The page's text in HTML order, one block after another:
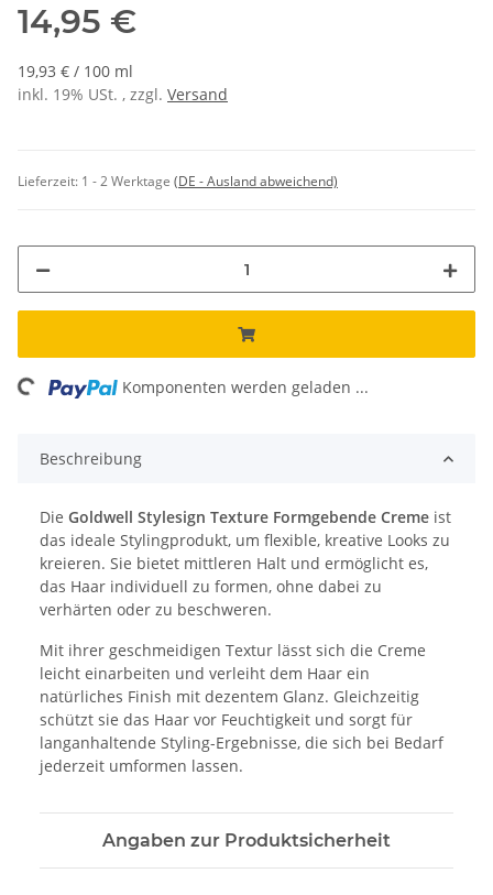
14,95 €
19,93 € / 100 ml
inkl. 19% USt. , zzgl. Versand
Lieferzeit: 1 - 2 Werktage (DE - Ausland abweichend)
Komponenten werden geladen ...
Beschreibung
Die Goldwell Stylesign Texture Formgebende Creme ist
das ideale Stylingprodukt, um flexible, kreative Looks zu
kreieren. Sie bietet mittleren Halt und ermöglicht es,
das Haar individuell zu formen, ohne dabei zu
verhärten oder zu beschweren.
Mit ihrer geschmeidigen Textur lässt sich die Creme
leicht einarbeiten und verleiht dem Haar ein
natürliches Finish mit dezentem Glanz. Gleichzeitig
schützt sie das Haar vor Feuchtigkeit und sorgt für
langanhaltende Styling-Ergebnisse, die sich bei Bedarf
jederzeit umformen lassen.
Angaben zur Produktsicherheit